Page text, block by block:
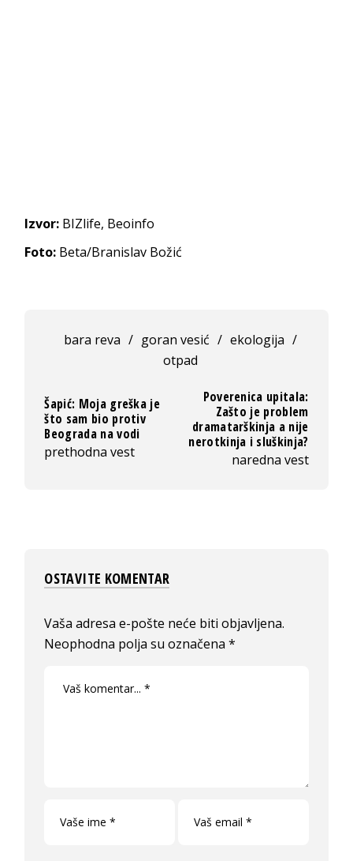
Izvor: BIZlife, Beoinfo
Foto: Beta/Branislav Božić
bara reva / goran vesić / ekologija /
otpad
Šapić: Moja greška je
što sam bio protiv
Beograda na vodi
prethodna vest
Poverenica upitala:
Zašto je problem
dramatarškinja a nije
nerotkinja i sluškinja?
naredna vest
OSTAVITE KOMENTAR
Vaša adresa e-pošte neće biti objavljena.
Neophodna polja su označena*